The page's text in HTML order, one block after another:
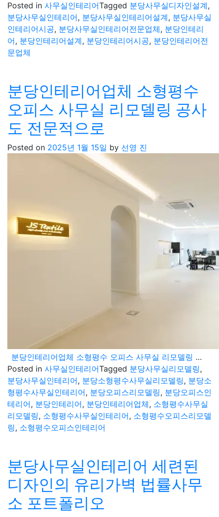
Posted in 사무실인테리어Tagged 분당사무실디자인설계,
분당사무실인테리어, 분당사무실인테리어설계, 분당사무실
인테리어시공, 분당사무실인테리어전문업체, 분당인테리
어, 분당인테리어설계, 분당인테리어시공, 분당인테리어전
문업체
분당인테리어업체 소형평수
오피스 사무실 리모델링 공사
도 전문적으로
Posted on 2025년 1월 15일 by 선영 진
분당인테리어업체 소형평수 오피스 사무실 리모델링 공사도 전문적으로
Posted in 사무실인테리어Tagged 분당사무실리모델링,
분당사무실인테리어, 분당소형평수사무실리모델링, 분당소
형평수사무실인테리어, 분당오피스리모델링, 분당오피스인
테리어, 분당인테리어, 분당인테리어업체, 소형평수사무실
리모델링, 소형평수사무실인테리어, 소형평수오피스리모델
링, 소형평수오피스인테리어
분당사무실인테리어 세련된
디자인의 유리가벽 법률사무
소 포트폴리오